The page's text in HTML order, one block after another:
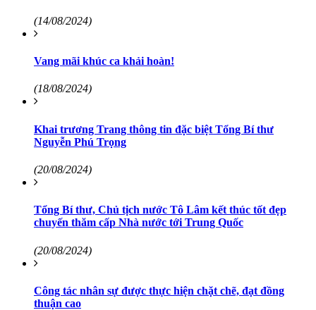
(14/08/2024)
Vang mãi khúc ca khải hoàn!
(18/08/2024)
Khai trương Trang thông tin đặc biệt Tổng Bí thư
Nguyễn Phú Trọng
(20/08/2024)
Tổng Bí thư, Chủ tịch nước Tô Lâm kết thúc tốt đẹp
chuyến thăm cấp Nhà nước tới Trung Quốc
(20/08/2024)
Công tác nhân sự được thực hiện chặt chẽ, đạt đồng
thuận cao